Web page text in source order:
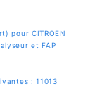
pour CITROEN
et FAP
: 11013